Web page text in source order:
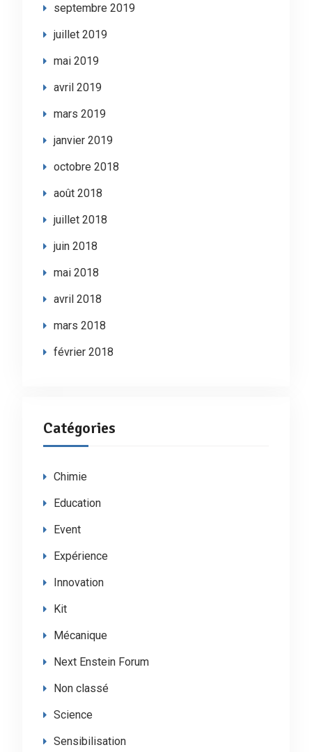
septembre 2019
juillet 2019
mai 2019
avril 2019
mars 2019
janvier 2019
octobre 2018
août 2018
juillet 2018
juin 2018
mai 2018
avril 2018
mars 2018
février 2018
Catégories
Chimie
Education
Event
Expérience
Innovation
Kit
Mécanique
Next Enstein Forum
Non classé
Science
Sensibilisation